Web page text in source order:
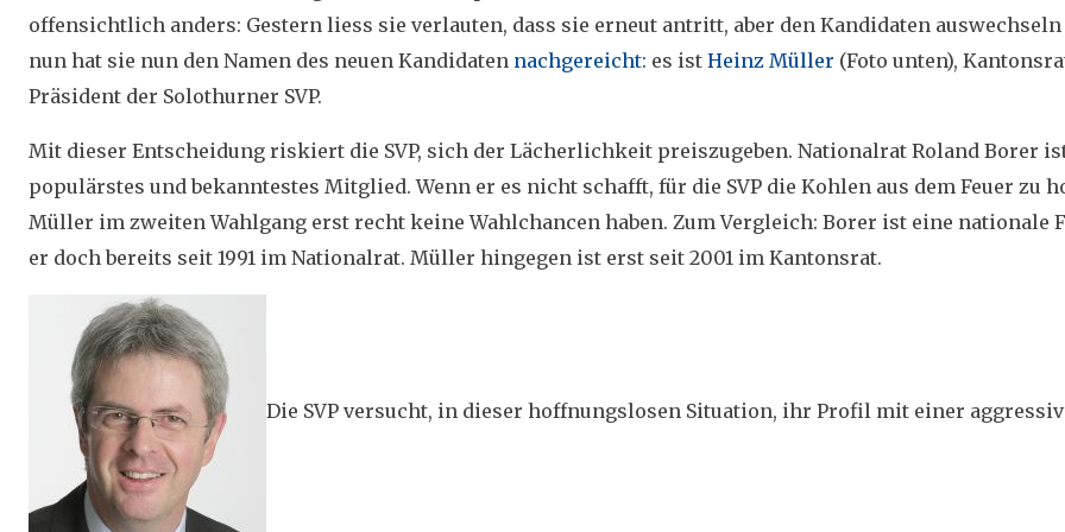
offensichtlich anders: Gestern liess sie verlauten, dass sie erneut antritt, aber den Kandidaten
nun hat sie nun den Namen des neuen Kandidaten nachgereicht: es ist Heinz Müller (Foto unten),
Präsident der Solothurner SVP.
Mit dieser Entscheidung riskiert die SVP, sich der Lächerlichkeit preiszugeben. Nationalrat Roland Borer
populärstes und bekanntestes Mitglied. Wenn er es nicht schafft, für die SVP die Kohlen aus dem Feuer zu
Müller im zweiten Wahlgang erst recht keine Wahlchancen haben. Zum Vergleich: Borer ist eine nationale
er doch bereits seit 1991 im Nationalrat. Müller hingegen ist erst seit 2001 im Kantonsrat.
Die SVP versucht, in dieser hoffnungslosen Situation, ihr Profil mit einer